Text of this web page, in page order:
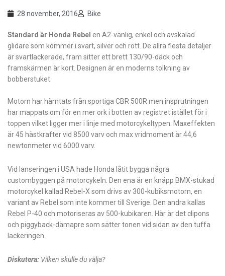
28 november, 2016 Bike
Standard är Honda Rebel en A2-vänlig, enkel och avskalad
glidare som kommer i svart, silver och rött. De allra flesta detaljer
är svartlackerade, fram sitter ett brett 130/90-däck och
framskärmen är kort. Designen är en moderns tolkning av
bobberstuket.
Motorn har hämtats från sportiga CBR 500R men insprutningen
har mappats om för en mer ork i botten av registret istället för i
toppen vilket ligger mer i linje med motorcykeltypen. Maxeffekten
är 45 hästkrafter vid 8500 varv och max vridmoment är 44,6
newtonmeter vid 6000 varv.
Vid lanseringen i USA hade Honda låtit bygga några
custombyggen på motorcykeln. Den ena är en knäpp BMX-stukad
motorcykel kallad Rebel-X som drivs av 300-kubiksmotorn, en
variant av Rebel som inte kommer till Sverige. Den andra kallas
Rebel P-40 och motoriseras av 500-kubikaren. Här är det clipons
och piggyback-dämapre som sätter tonen vid sidan av den tuffa
lackeringen.
Diskutera: Vilken skulle du välja?